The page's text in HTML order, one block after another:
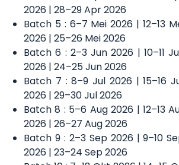
2026 | 28–29 Apr 2026
Batch 5 : 6–7 Mei 2026 | 12–13
2026 | 25–26 Mei 2026
Batch 6 : 2–3 Jun 2026 | 10–11
2026 | 24–25 Jun 2026
Batch 7 : 8–9 Jul 2026 | 15–16
2026 | 29–30 Jul 2026
Batch 8 : 5–6 Aug 2026 | 12–13
2026 | 26–27 Aug 2026
Batch 9 : 2–3 Sep 2026 | 9–10
2026 | 23–24 Sep 2026